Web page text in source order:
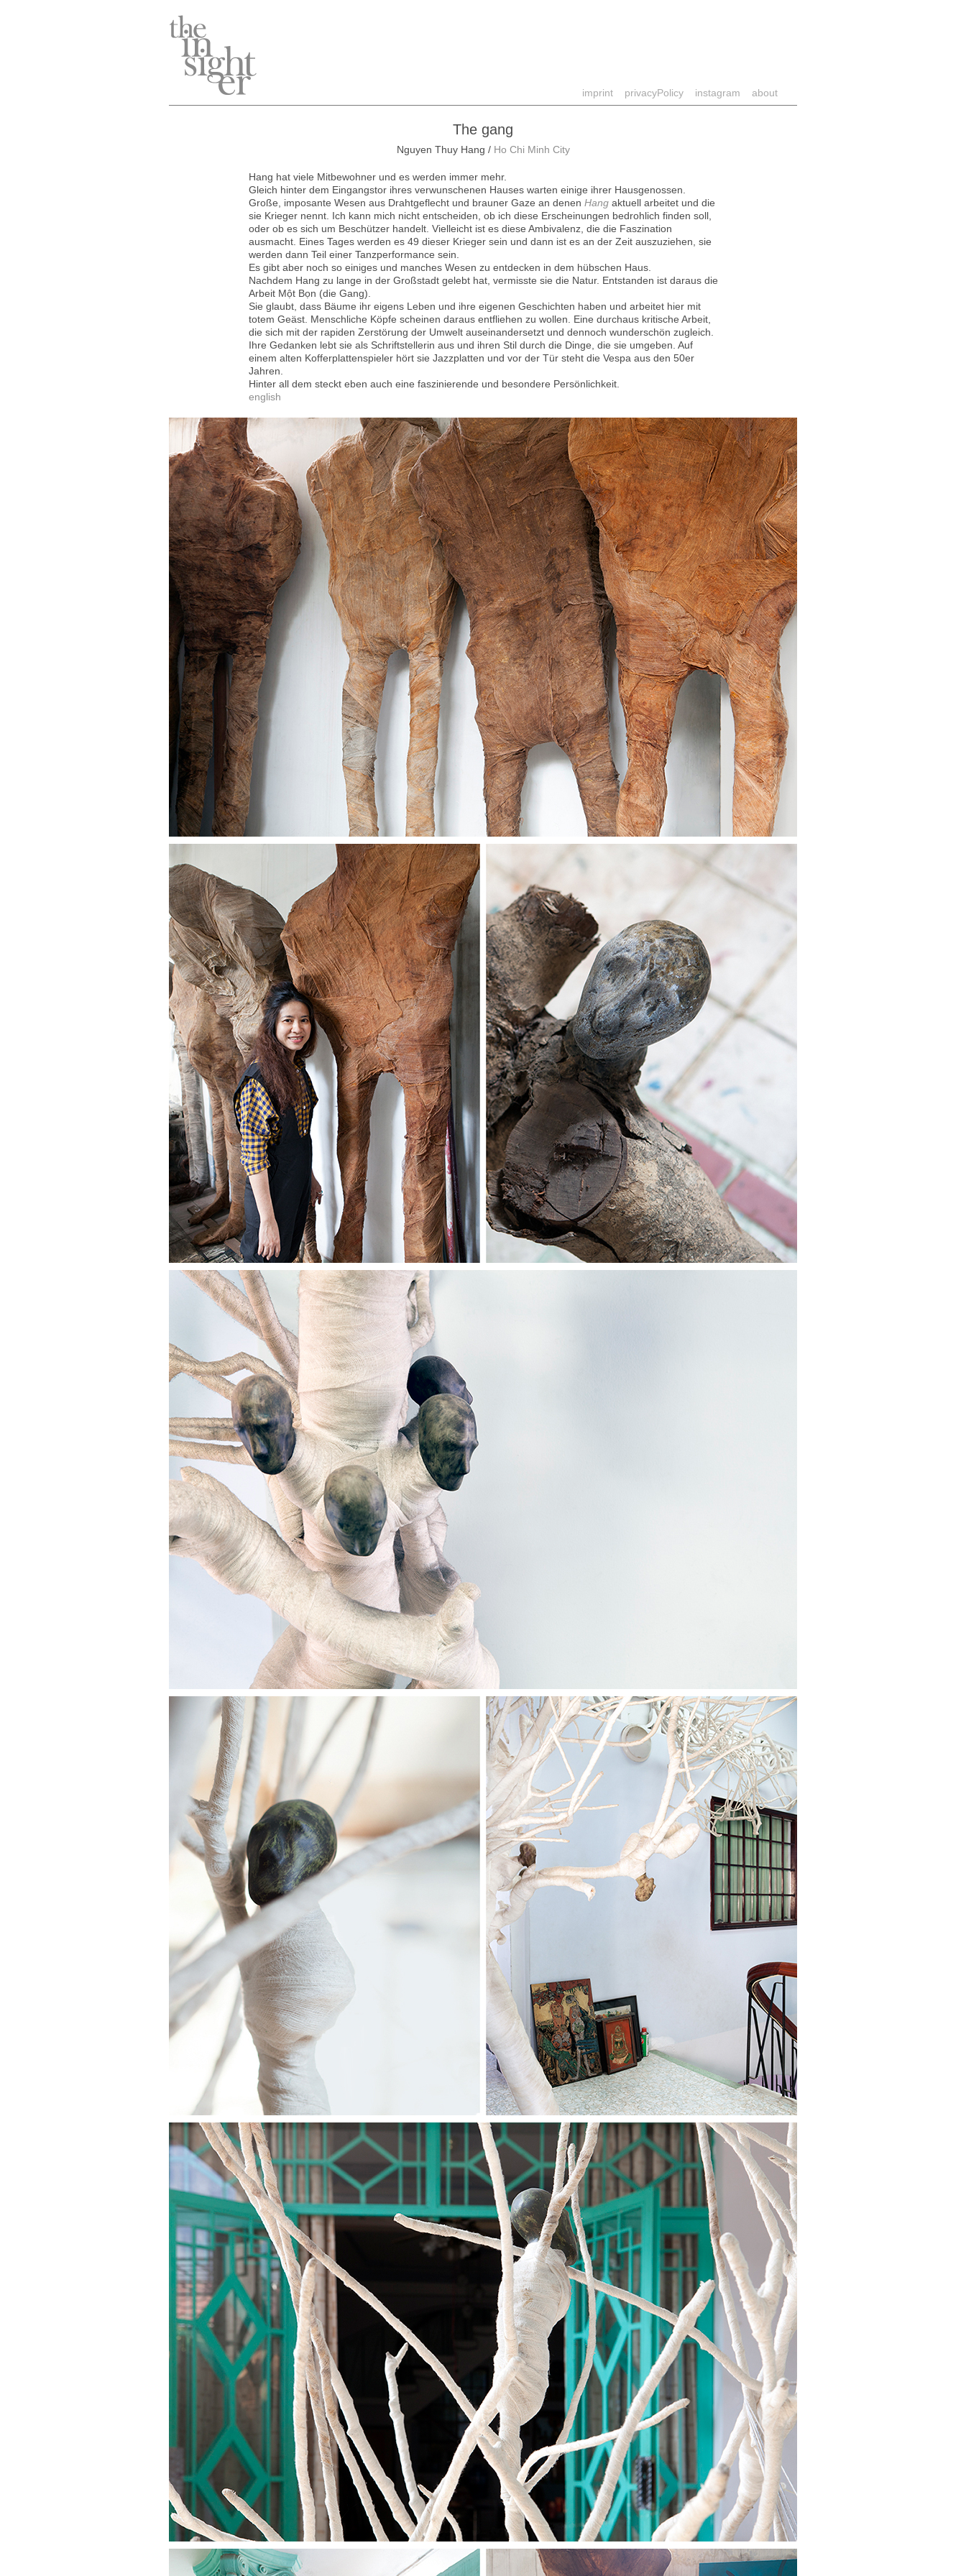
imprint privacyPolicy instagram about
The gang
Nguyen Thuy Hang / Ho Chi Minh City
Hang hat viele Mitbewohner und es werden immer mehr.
Gleich hinter dem Eingangstor ihres verwunschenen Hauses warten einige ihrer Hausgenossen.
Große, imposante Wesen aus Drahtgeflecht und brauner Gaze an denen Hangaktuell arbeitet und die
sie Krieger nennt. Ich kann mich nicht entscheiden, ob ich diese Erscheinungen bedrohlich finden soll,
oder ob es sich um Beschützer handelt. Vielleicht ist es diese Ambivalenz, die die Faszination
ausmacht. Eines Tages werden es 49 dieser Krieger sein und dann ist es an der Zeit auszuziehen, sie
werden dann Teil einer Tanzperformance sein.
Es gibt aber noch so einiges und manches Wesen zu entdecken in dem hübschen Haus.
Nachdem Hang zu lange in der Großstadt gelebt hat, vermisste sie die Natur. Entstanden ist daraus die
Arbeit Một Bọn (die Gang).
Sie glaubt, dass Bäume ihr eigens Leben und ihre eigenen Geschichten haben und arbeitet hier mit
totem Geäst. Menschliche Köpfe scheinen daraus entfliehen zu wollen. Eine durchaus kritische Arbeit,
die sich mit der rapiden Zerstörung der Umwelt auseinandersetzt und dennoch wunderschön zugleich.
Ihre Gedanken lebt sie als Schriftstellerin aus und ihren Stil durch die Dinge, die sie umgeben. Auf
einem alten Kofferplattenspieler hört sie Jazzplatten und vor der Tür steht die Vespa aus den 50er
Jahren.
Hinter all dem steckt eben auch eine faszinierende und besondere Persönlichkeit.
english